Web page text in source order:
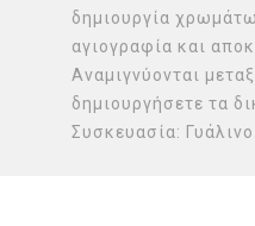
δημιουργία
αγιογραφία και
Αναμιγνύονται
δημιουργήσετε τα
Συσκευασία: